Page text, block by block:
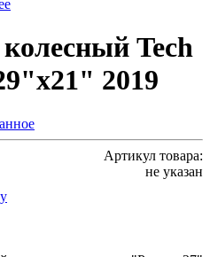
Tech
2019
Артикул товара:
не указан